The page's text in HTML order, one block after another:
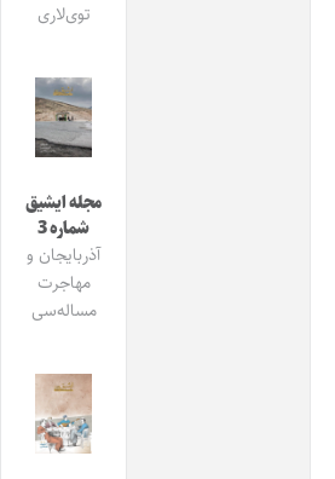
توی‌لاری
مجله ایشیق
شماره 3
آذربایجان و
مهاجرت
مساله‌سی